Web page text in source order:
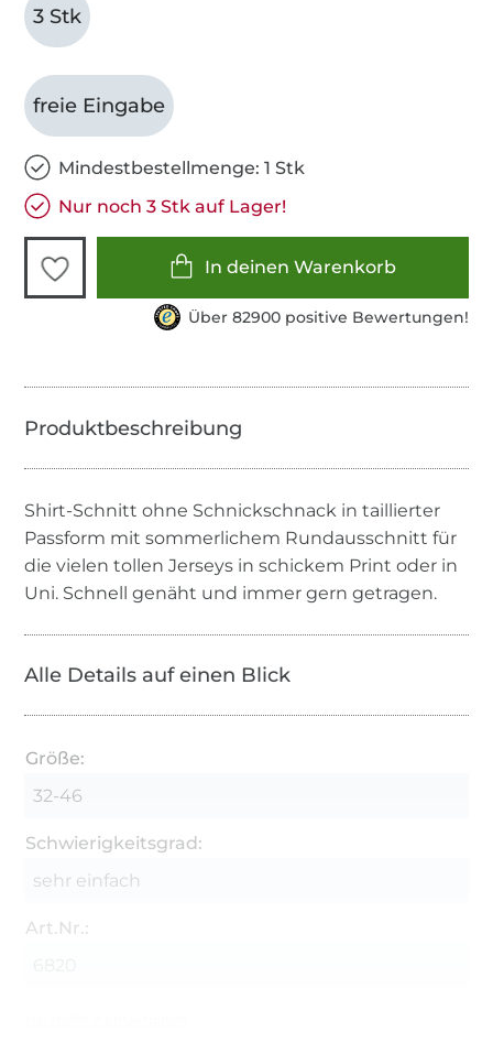
3 Stk
freie Eingabe
Mindestbestellmenge: 1 Stk
Nur noch 3 Stk auf Lager!
In deinen Warenkorb
Über 82900 positive Bewertungen!
Shirt-Schnitt ohne Schnickschnack in taillierter
Passform mit sommerlichem Rundausschnitt für
die vielen tollen Jerseys in schickem Print oder in
Uni. Schnell genäht und immer gern getragen.
Alle Details auf einen Blick
Größe:
32-46
Schwierigkeitsgrad:
sehr einfach
Art.Nr.: